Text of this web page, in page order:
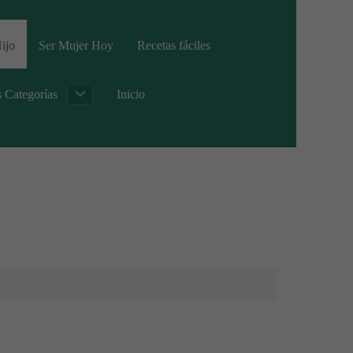
Ser Mujer Hoy Recetas fáciles
Categorías Inicio